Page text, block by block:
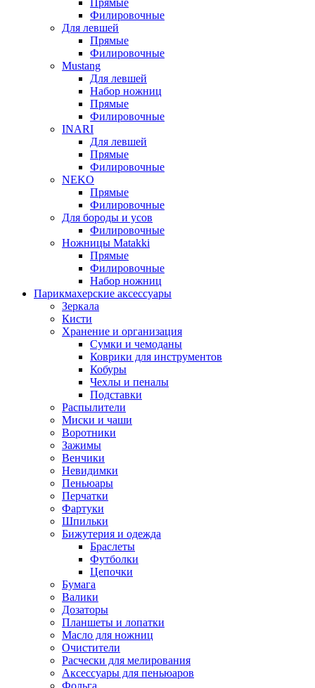
Филировочные
Для левшей
Прямые
Филировочные
Mustang
Для левшей
Набор ножниц
Прямые
Филировочные
INARI
Для левшей
Прямые
Филировочные
NEKO
Прямые
Филировочные
Для бороды и усов
Филировочные
Ножницы Matakki
Прямые
Филировочные
Набор ножниц
Парикмахерские аксессуары
Зеркала
Кисти
Хранение и организация
Сумки и чемоданы
Коврики для инструментов
Кобуры
Чехлы и пеналы
Подставки
Распылители
Миски и чаши
Воротники
Зажимы
Венчики
Невидимки
Пеньюары
Перчатки
Фартуки
Шпильки
Бижутерия и одежда
Браслеты
Футболки
Цепочки
Бумага
Валики
Дозаторы
Планшеты и лопатки
Масло для ножниц
Очистители
Расчески для мелирования
Аксессуары для пеньюаров
Фольга